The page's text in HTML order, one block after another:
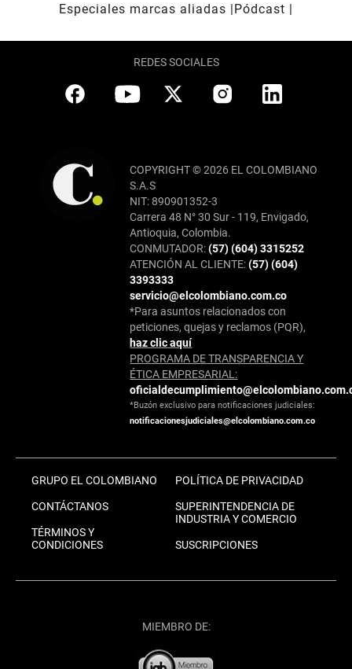
Especiales marcas aliadas
Pódcast
REDES SOCIALES
COPYRIGHT © 2026 EL COLOMBIANO
S.A.S
NIT: 890901352-3
Carrera 48 N° 30 Sur - 119, Envigado,
Antioquia, Colombia.
CONMUTADOR:(57) (604) 3315252
ATENCIÓN AL CLIENTE:(57) (604)
3393333
servicio@elcolombiano.com.co
*Para asuntos relacionados con
peticiones, quejas y reclamos (PQR),
haz clic aquí
PROGRAMA DE TRANSPARENCIA Y
ÉTICA EMPRESARIAL:
*Buzón exclusivo para notificaciones judiciales:
notificacionesjudiciales@elcolombiano.com.co
GRUPO EL COLOMBIANO
CONTÁCTANOS
TÉRMINOS Y
CONDICIONES
POLÍTICA DE PRIVACIDAD
SUPERINTENDENCIA DE
INDUSTRIA Y COMERCIO
SUSCRIPCIONES
MIEMBRO DE: